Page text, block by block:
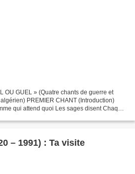
OU GUEL » (Quatre chants de guerre et
PREMIER CHANT (Introduction)
qui attend quoi Les sages disent Chaque
– 1991) : Ta visite